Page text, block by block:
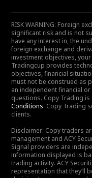
RISK WARNING: Foreign
significant risk and is not
have any interest in, the
foreign exchange and
investment objectives,
Tradingcup provides
objectives, financial
must not be construed as
an independent financial
questions. Copy Trading is
Conditions. Copy Trading
clients.
Disclaimer: Copy traders
management and ACY
Signal providers are
information displayed is
trading activity. ACY
representation that they’ll